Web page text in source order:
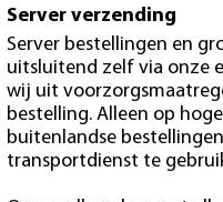
Server verzending
Server bestellingen en
uitsluitend zelf via onze
wij uit
bestelling. Alleen op
buitenlandse
transportdienst te